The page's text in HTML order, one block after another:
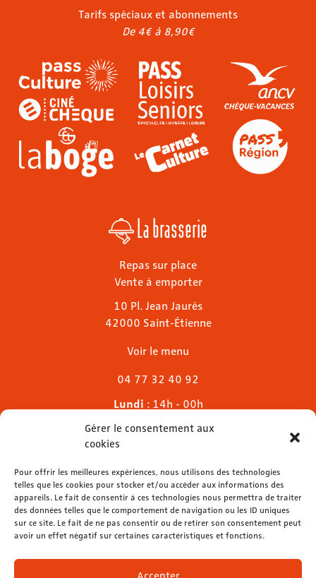
Gérer le consentement aux
cookies
Pour offrir les meilleures expériences, nous utilisons des technologies
telles que les cookies pour stocker et/ou accéder aux informations des
appareils. Le fait de consentir à ces technologies nous permettra de traiter
des données telles que le comportement de navigation ou les ID uniques
sur ce site. Le fait de ne pas consentir ou de retirer son consentement peut
avoir un effet négatif sur certaines caractéristiques et fonctions.
Accepter
Tarifs spéciaux et abonnements
De 4€ à 8,90€
La brasserie
Repas sur place
Vente à emporter
10 Pl. Jean Jaurès
42000 Saint-Étienne
Voir le menu
04 77 32 40 92
Lundi : 14h - 00h
Mardi & mercredi
Jeudi
Dimanche: 11h - 00h
04 77 32 32 01